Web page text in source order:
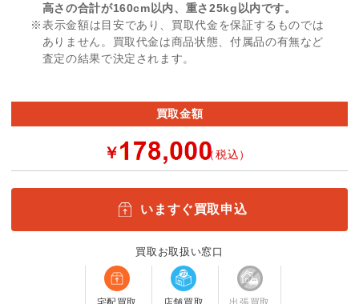
高さの合計が160cm以内、重さ25kg以内です。
※表示金額は目安であり、買取代金を保証するものでは
ありません。買取代金は商品状態、付属品の有無など
査定の結果で決定されます。
買取金額
￥ （税込）
いますぐ買取申込
買取お取扱い窓口